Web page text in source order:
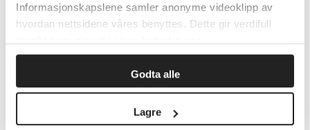
Informasjonskapslene samler anonyme videoklipp av
hvordan nettsidene våres benyttes. Dette gir verdifull
Godta alle
Lagre
Pasientskadeloven
2016